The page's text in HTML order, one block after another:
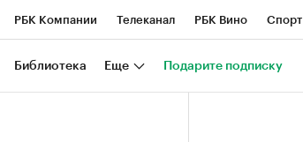
РБК Компании Телеканал РБК Вино Спорт
Национальные проекты Город
Библиотека Еще Подарите подписку